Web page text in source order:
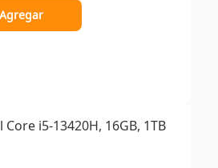
Agregar
i5-13420H, 16GB, 1TB